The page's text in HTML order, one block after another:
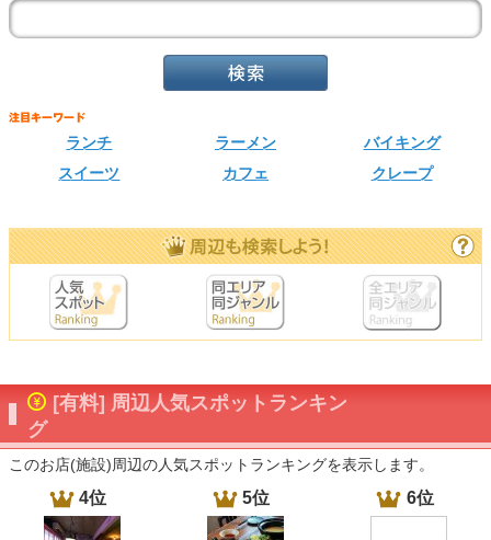
ランチ ラーメン
バイキング
スイーツ
カフェ クレープ
[有料] 周辺人気スポットランキン
グ
このお店(施設)周辺の人気スポットランキングを表示します。
4位 5位 6位